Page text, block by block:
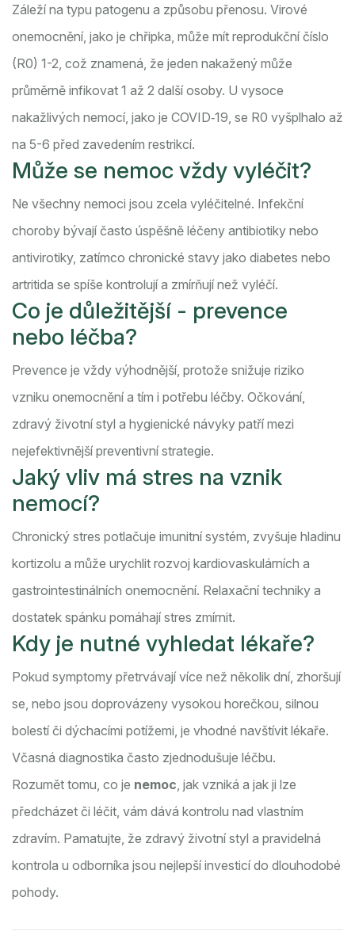
Záleží na typu patogenu a způsobu přenosu. Virové
onemocnění, jako je chřipka, může mít reprodukční číslo
(R0) 1-2, což znamená, že jeden nakažený může
průměrně infikovat 1 až 2 další osoby. U vysoce
nakažlivých nemocí, jako je COVID‑19, se R0 vyšplhalo až
na 5-6 před zavedením restrikcí.
Může se nemoc vždy vyléčit?
Ne všechny nemoci jsou zcela vyléčitelné. Infekční
choroby bývají často úspěšně léčeny antibiotiky nebo
antivirotiky, zatímco chronické stavy jako diabetes nebo
artritida se spíše kontrolují a zmírňují než vyléčí.
Co je důležitější - prevence
nebo léčba?
Prevence je vždy výhodnější, protože snižuje riziko
vzniku onemocnění a tím i potřebu léčby. Očkování,
zdravý životní styl a hygienické návyky patří mezi
nejefektivnější preventivní strategie.
Jaký vliv má stres na vznik
nemocí?
Chronický stres potlačuje imunitní systém, zvyšuje hladinu
kortizolu a může urychlit rozvoj kardiovaskulárních a
gastrointestinálních onemocnění. Relaxační techniky a
dostatek spánku pomáhají stres zmírnit.
Kdy je nutné vyhledat lékaře?
Pokud symptomy přetrvávají více než několik dní, zhoršují
se, nebo jsou doprovázeny vysokou horečkou, silnou
bolestí či dýchacími potížemi, je vhodné navštívit lékaře.
Včasná diagnostika často zjednodušuje léčbu.
Rozumět tomu, co je nemoc , jak vzniká a jak ji lze
předcházet či léčit, vám dává kontrolu nad vlastním
zdravím. Pamatujte, že zdravý životní styl a pravidelná
kontrola u odborníka jsou nejlepší investicí do dlouhodobé
pohody.